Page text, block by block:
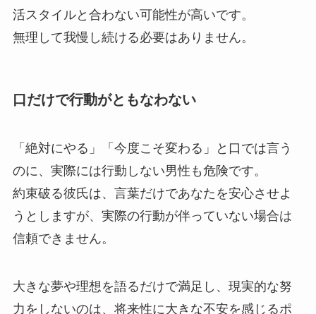
活スタイルと合わない可能性が高いです。
無理して我慢し続ける必要はありません。
口だけで行動がともなわない
「絶対にやる」「今度こそ変わる」と口では言う
のに、実際には行動しない男性も危険です。
約束破る彼氏は、言葉だけであなたを安心させよ
うとしますが、実際の行動が伴っていない場合は
信頼できません。
大きな夢や理想を語るだけで満足し、現実的な努
力をしないのは、将来性に大きな不安を感じるポ